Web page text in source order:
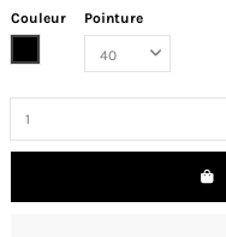
Couleur
Pointure